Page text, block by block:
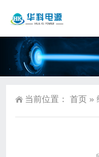
当前位置： 首页 »